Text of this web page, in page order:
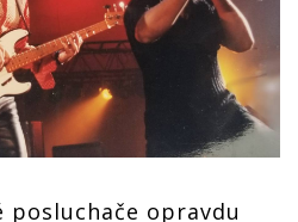
posluchače opravdu